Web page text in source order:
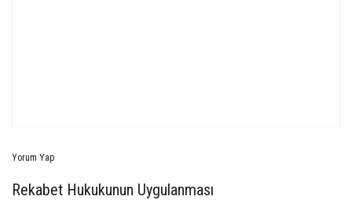
Yorum Yap
Rekabet Hukukunun Uygulanması